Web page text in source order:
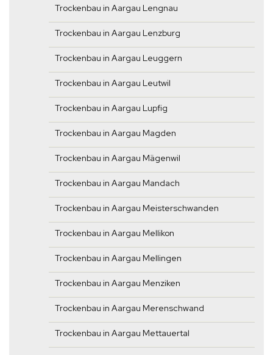
Trockenbau in Aargau Lengnau
Trockenbau in Aargau Lenzburg
Trockenbau in Aargau Leuggern
Trockenbau in Aargau Leutwil
Trockenbau in Aargau Lupfig
Trockenbau in Aargau Magden
Trockenbau in Aargau Mägenwil
Trockenbau in Aargau Mandach
Trockenbau in Aargau Meisterschwanden
Trockenbau in Aargau Mellikon
Trockenbau in Aargau Mellingen
Trockenbau in Aargau Menziken
Trockenbau in Aargau Merenschwand
Trockenbau in Aargau Mettauertal